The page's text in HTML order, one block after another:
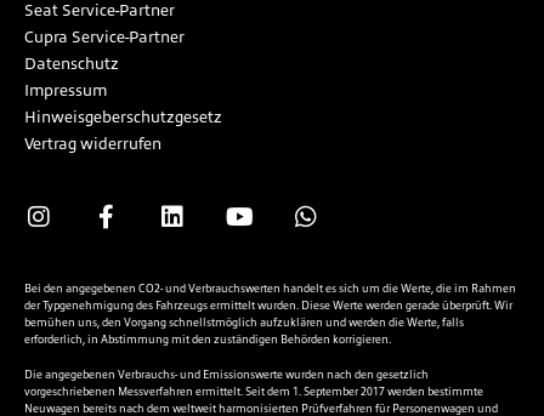
Seat Service-Partner
Cupra Service-Partner
Datenschutz
Impressum
Hinweisgeberschutzgesetz
Vertrag widerrufen
Bei den angegebenen CO2- und Verbrauchswerten handelt es sich um die Werte, die im Rahmen
der Typgenehmigung des Fahrzeugs ermittelt wurden. Diese Werte werden gerade überprüft. Wir
bemühen uns, den Vorgang schnellstmöglich aufzuklären und werden die Werte, falls
erforderlich, in Abstimmung mit den zuständigen Behörden korrigieren.
Die angegebenen Verbrauchs- und Emissionswerte wurden nach den gesetzlich
vorgeschriebenen Messverfahren ermittelt. Seit dem 1. September 2017 werden bestimmte
Neuwagen bereits nach dem weltweit harmonisierten Prüfverfahren für Personenwagen und